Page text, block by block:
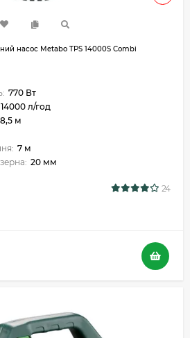
насос Metabo TPS 14000S Combi
770 Вт
14000 л/год
8,5 м
7 м
20 мм
24